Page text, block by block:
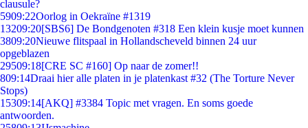
clausule?
5909:22Oorlog in Oekraïne #1319
13209:20[SBS6] De Bondgenoten #318 Een klein kusje moet kunnen
3809:20Nieuwe flitspaal in Hollandscheveld binnen 24 uur
opgeblazen
29509:18[CRE SC #160] Op naar de zomer!!
809:14Draai hier alle platen in je platenkast #32 (The Torture Never
Stops)
15309:14[AKQ] #3384 Topic met vragen. En soms goede
antwoorden.